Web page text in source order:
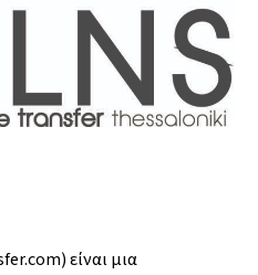
είναι μια